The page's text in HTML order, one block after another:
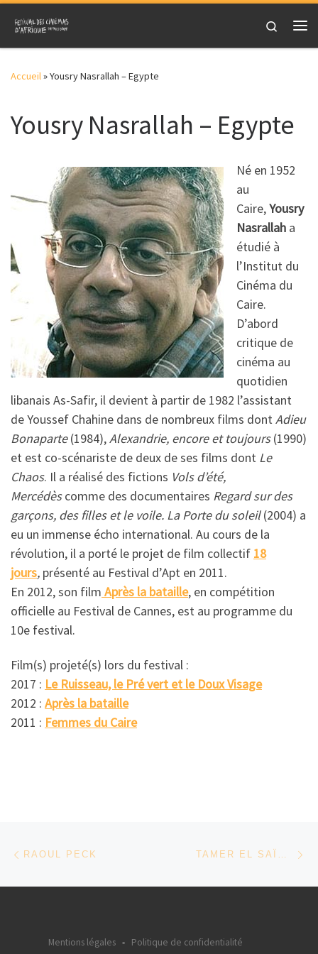
Skip to content
Search
Accueil»Yousry Nasrallah – Egypte
Yousry Nasrallah – Egypte
Né en 1952
au
Caire,Yousry
Nasrallah a
étudié à
l’Institut du
Cinéma du
Caire.
D’abord
critique de
cinéma au
quotidien
libanais As-Safir, il devient à partir de 1982 l’assistant
de Youssef Chahine dans de nombreux films dont Adieu
Bonaparte(1984), Alexandrie, encore et toujours(1990)
et est co-scénariste de deux de ses films dont Le
Chaos. Il a réalisé des fictions Vols d’été,
Mercédèscomme des documentaires Regard sur des
garçons, des filles et le voile. La Porte du soleil(2004) a
eu un immense écho international. Au cours de la
révolution, il a porté le projet de film collectif 18
jours, présenté au Festival d’Apt en 2011.
En 2012, son film Après la bataille, en compétition
officielle au Festival de Cannes, est au programme du
10e festival.
Film(s) projeté(s) lors du festival :
2017 : Le Ruisseau, le Pré vert et le Doux Visage
2012 : Après la bataille
2011 : Femmes du Caire
Parcourir les articles
RAOUL PECK
Mentions légales- Politique de confidentialité